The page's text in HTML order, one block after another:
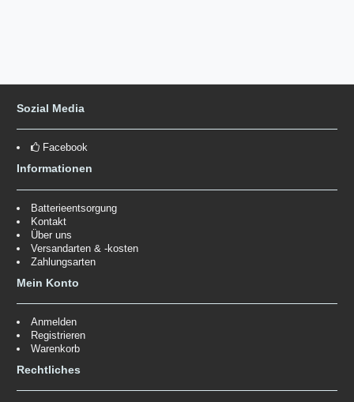
Sozial Media
Facebook
Informationen
Batterieentsorgung
Kontakt
Über uns
Versandarten & -kosten
Zahlungsarten
Mein Konto
Anmelden
Registrieren
Warenkorb
Rechtliches